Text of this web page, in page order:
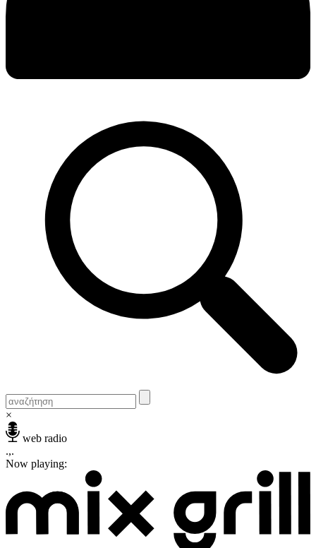
×
web radio
.,.
Now playing: